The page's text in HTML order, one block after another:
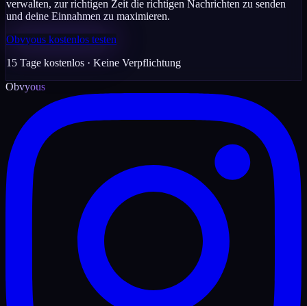
verwalten, zur richtigen Zeit die richtigen Nachrichten zu senden
und deine Einnahmen zu maximieren.
Obvyous kostenlos testen
15 Tage kostenlos · Keine Verpflichtung
Obvyous